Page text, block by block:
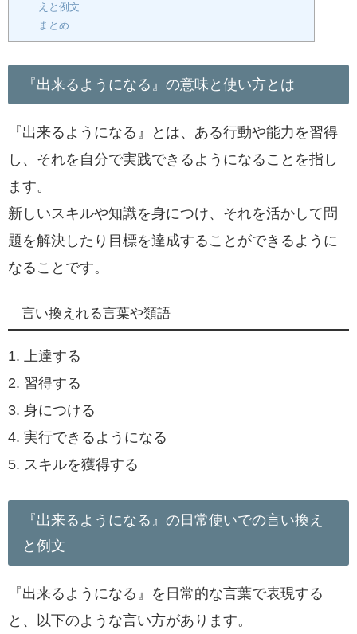
えと例文
まとめ
『出来るようになる』の意味と使い方とは
『出来るようになる』とは、ある行動や能力を習得
し、それを自分で実践できるようになることを指し
ます。
新しいスキルや知識を身につけ、それを活かして問
題を解決したり目標を達成することができるように
なることです。
言い換えれる言葉や類語
1. 上達する
2. 習得する
3. 身につける
4. 実行できるようになる
5. スキルを獲得する
『出来るようになる』の日常使いでの言い換え
と例文
『出来るようになる』を日常的な言葉で表現する
と、以下のような言い方があります。